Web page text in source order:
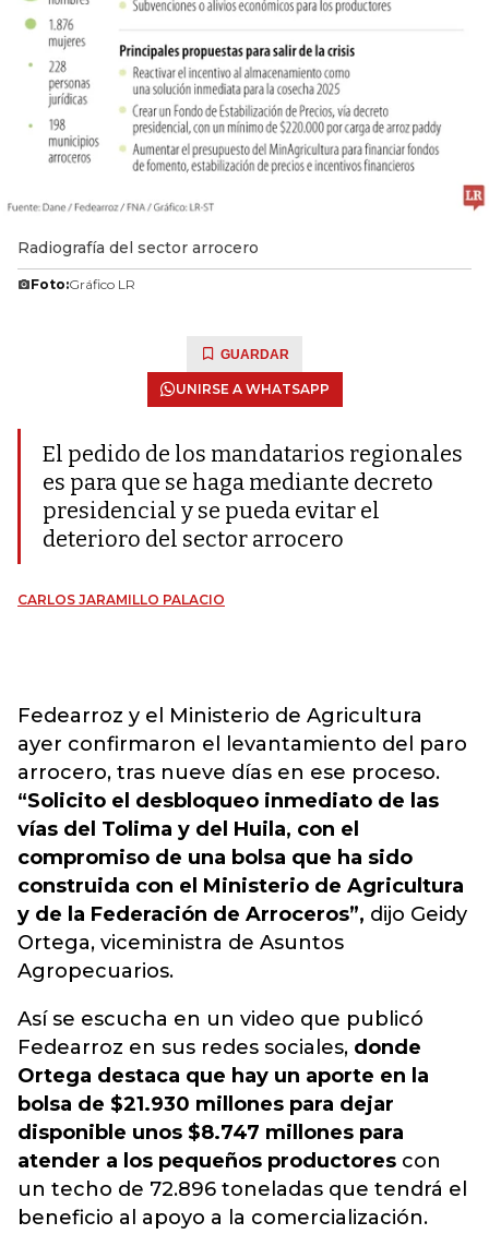
Radiografía del sector arrocero
Foto:Gráfico LR
GUARDAR
UNIRSE A WHATSAPP
El pedido de los mandatarios regionales
es para que se haga mediante decreto
presidencial y se pueda evitar el
deterioro del sector arrocero
CARLOS JARAMILLO PALACIO
Fedearroz y el Ministerio de Agricultura
ayer confirmaron el levantamiento del paro
arrocero, tras nueve días en ese proceso.
“Solicito el desbloqueo inmediato de las
vías del Tolima y del Huila, con el
compromiso de una bolsa que ha sido
construida con el Ministerio de Agricultura
y de la Federación de Arroceros”, dijo Geidy
Ortega, viceministra de Asuntos
Agropecuarios.
Así se escucha en un video que publicó
Fedearroz en sus redes sociales, donde
Ortega destaca que hay un aporte en la
bolsa de $21.930 millones para dejar
disponible unos $8.747 millones para
atender a los pequeños productores con
un techo de 72.896 toneladas que tendrá el
beneficio al apoyo a la comercialización.